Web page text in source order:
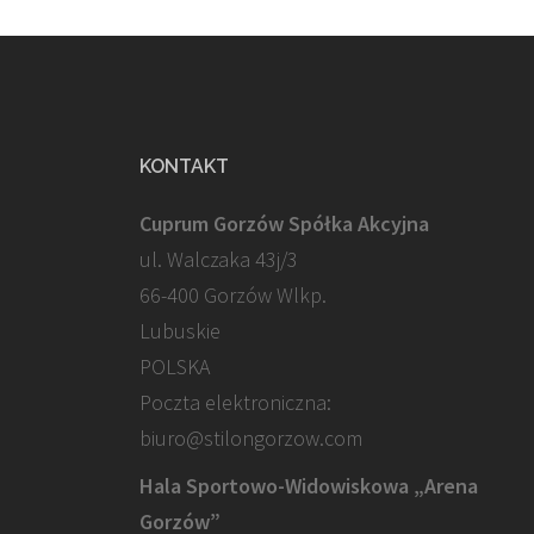
KONTAKT
Cuprum Gorzów Spółka Akcyjna
ul. Walczaka 43j/3
66-400 Gorzów Wlkp.
Lubuskie
POLSKA
Poczta elektroniczna:
biuro@stilongorzow.com
Hala Sportowo-Widowiskowa „Arena
Gorzów”